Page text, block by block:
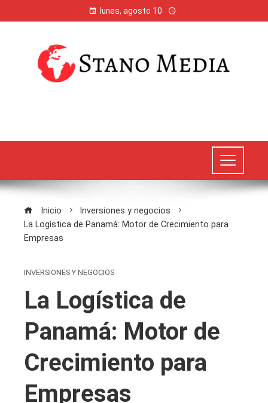
lunes, agosto 10
Inicio
Inversiones y negocios
La Logística de Panamá: Motor de Crecimiento para
Empresas
INVERSIONES Y NEGOCIOS
La Logística de
Panamá: Motor de
Crecimiento para
Empresas